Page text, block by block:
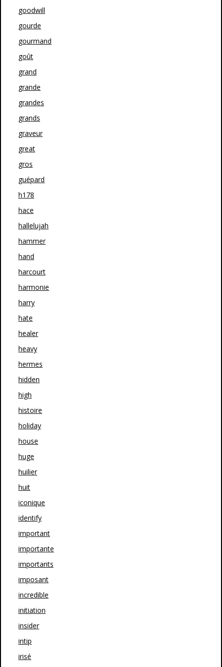
goodwill
gourde
gourmand
goût
grand
grande
grandes
grands
graveur
great
gros
guépard
h178
hace
hallelujah
hammer
hand
harcourt
harmonie
harry
hate
healer
heavy
hermes
hidden
high
histoire
holiday
house
huge
huilier
huit
iconique
identify
important
importante
importants
imposant
incredible
initiation
insider
intip
irisé